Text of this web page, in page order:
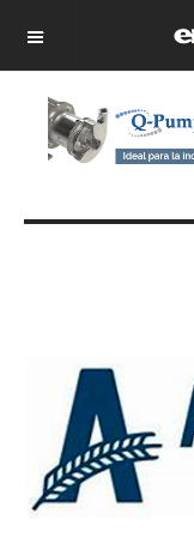
OFF CANVAS